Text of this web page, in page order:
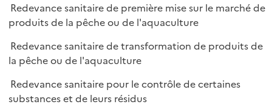
Redevance sanitaire de première mise sur le marché de
produits de la pêche ou de l'aquaculture
Redevance sanitaire de transformation de produits de
la pêche ou de l'aquaculture
Redevance sanitaire pour le contrôle de certaines
substances et de leurs résidus